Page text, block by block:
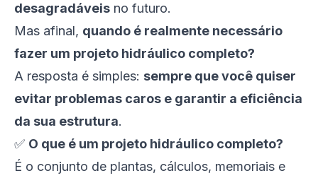
desagradáveis no futuro.
Mas afinal, quando é realmente necessário
fazer um projeto hidráulico completo?
A resposta é simples: sempre que você quiser
evitar problemas caros e garantir a eficiência
da sua estrutura.
✅ O que é um projeto hidráulico completo?
É o conjunto de plantas, cálculos, memoriais e